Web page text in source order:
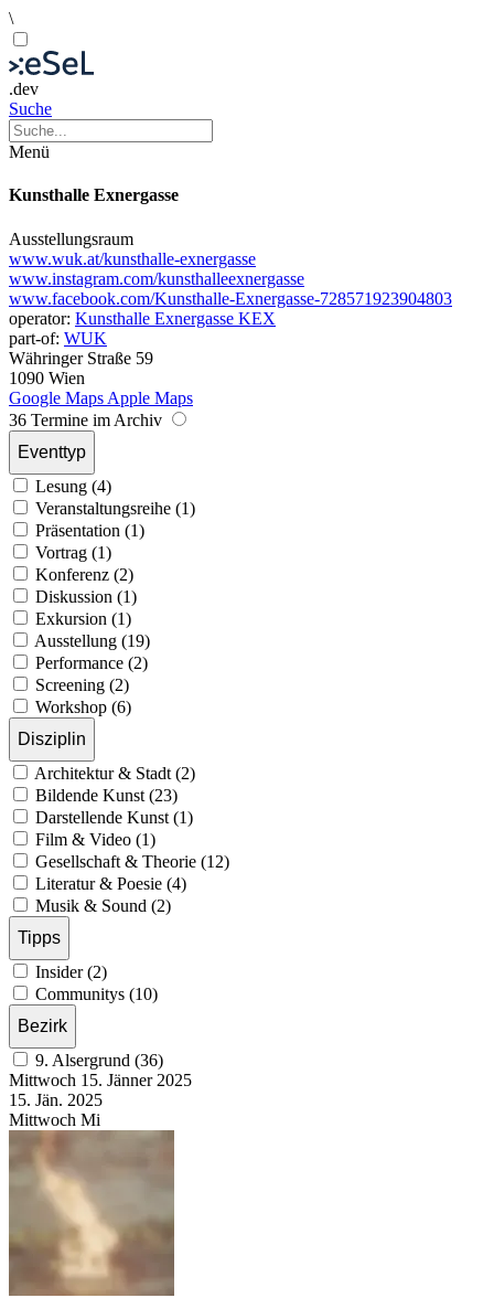
\
.dev
Suche
Menü
Kunsthalle Exnergasse
Ausstellungsraum
www.wuk.at/kunsthalle-exnergasse
www.instagram.com/kunsthalleexnergasse
www.facebook.com/Kunsthalle-Exnergasse-728571923904803
operator: Kunsthalle Exnergasse KEX
part-of: WUK
Währinger Straße 59
1090 Wien
Google Maps Apple Maps
36 Termine im Archiv
Eventtyp
Lesung (4)
Veranstaltungsreihe (1)
Präsentation (1)
Vortrag (1)
Konferenz (2)
Diskussion (1)
Exkursion (1)
Ausstellung (19)
Performance (2)
Screening (2)
Workshop (6)
Disziplin
Architektur & Stadt (2)
Bildende Kunst (23)
Darstellende Kunst (1)
Film & Video (1)
Gesellschaft & Theorie (12)
Literatur & Poesie (4)
Musik & Sound (2)
Tipps
Insider (2)
Communitys (10)
Bezirk
9. Alsergrund (36)
Mittwoch 15. Jänner 2025
15. Jän. 2025
Mittwoch Mi